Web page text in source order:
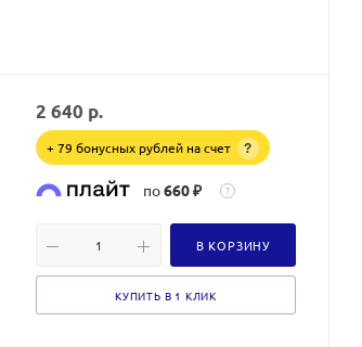
2 640 р.
+ 79 бонусных рублей на счет ?
по660 ₽ ?
В КОРЗИНУ
КУПИТЬ В 1 КЛИК